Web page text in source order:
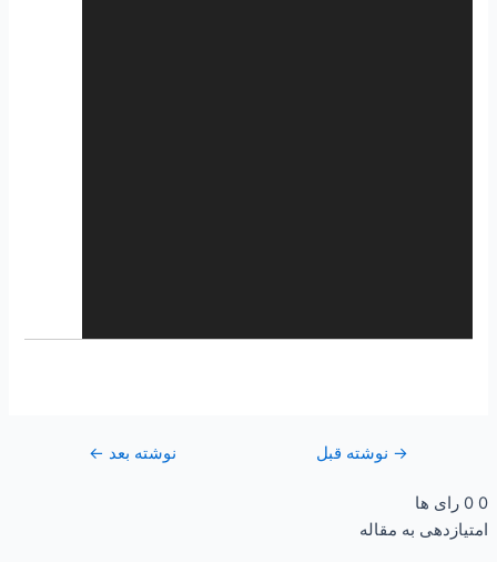
→ نوشته قبل نوشته بعد ←
0
0 رای ها
امتیازدهی به مقاله